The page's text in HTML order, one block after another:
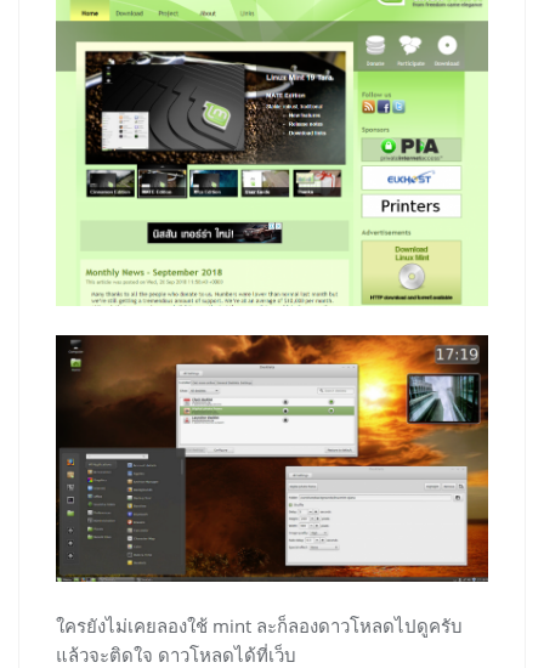
ใครยังไม่เคยลองใช้ mint ละก็ลองดาวโหลดไปดูครับ
แล้วจะติดใจ ดาวโหลดได้ที่เว็บ